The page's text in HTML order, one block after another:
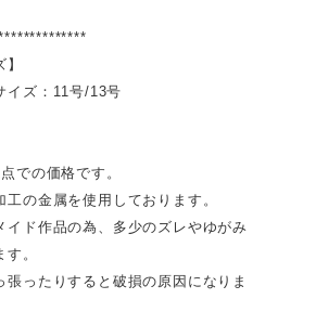
】
イズ：11号/13号
での価格です。
工の金属を使用しております。
イド作品の為、多少のズレやゆがみ
。
張ったりすると破損の原因になりま